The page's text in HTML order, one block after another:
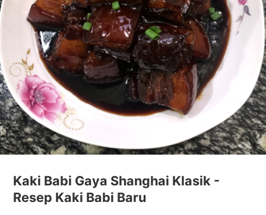
Kaki Babi Gaya Shanghai Klasik -
Resep Kaki Babi Baru